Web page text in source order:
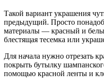
Такой вариант украшения
предыдущий. Просто
материалы — красный и
блестящая тесемка или
Для начала нужно отрезать
покрыть бутылку
помощью красной ленты и